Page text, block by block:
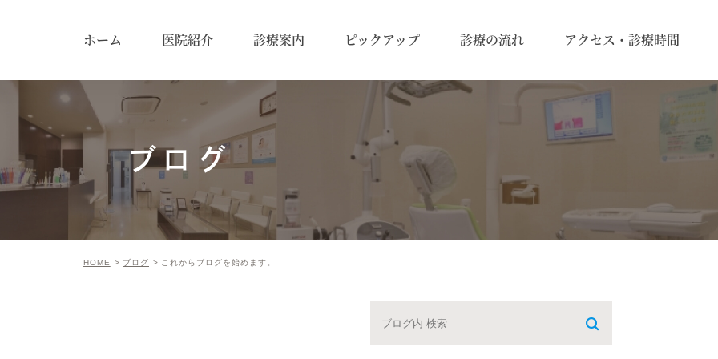
ホーム 医院紹介 診療案内 ピックアップ 診療の流れ アクセス・診療時間
ブログ
HOME ブログ これからブログを始めます。